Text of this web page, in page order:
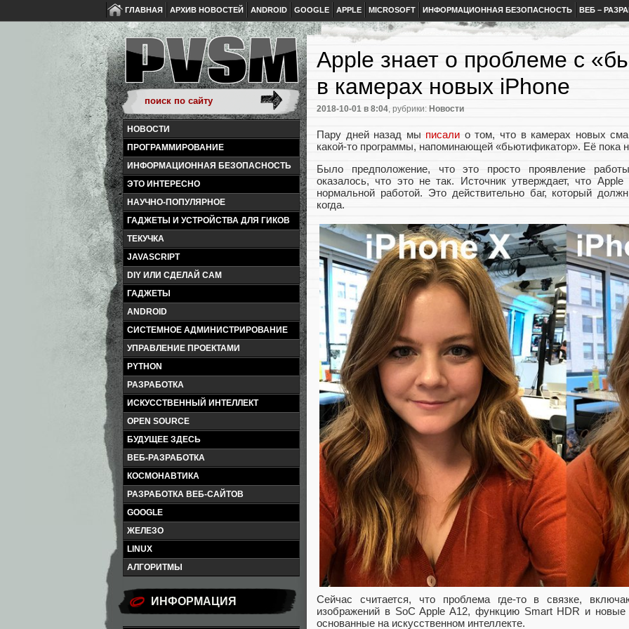
ГЛАВНАЯ АРХИВ НОВОСТЕЙ ANDROID GOOGLE APPLE MICROSOFT ИНФОРМАЦИОННАЯ БЕЗОПАСНОСТЬ ВЕБ –
НОВОСТИ
ПРОГРАММИРОВАНИЕ
ИНФОРМАЦИОННАЯ БЕЗОПАСНОСТЬ
ЭТО ИНТЕРЕСНО
НАУЧНО-ПОПУЛЯРНОЕ
ГАДЖЕТЫ И УСТРОЙСТВА ДЛЯ ГИКОВ
ТЕКУЧКА
JAVASCRIPT
DIY ИЛИ СДЕЛАЙ САМ
ГАДЖЕТЫ
ANDROID
СИСТЕМНОЕ АДМИНИСТРИРОВАНИЕ
УПРАВЛЕНИЕ ПРОЕКТАМИ
PYTHON
РАЗРАБОТКА
ИСКУССТВЕННЫЙ ИНТЕЛЛЕКТ
OPEN SOURCE
БУДУЩЕЕ ЗДЕСЬ
ВЕБ-РАЗРАБОТКА
КОСМОНАВТИКА
РАЗРАБОТКА ВЕБ-САЙТОВ
GOOGLE
ЖЕЛЕЗО
LINUX
АЛГОРИТМЫ
ИНФОРМАЦИЯ
Apple знает о проблеме с
в камерах новых iPhone
2018-10-01 в 8:04, рубрики: Новости
Пару дней назад мы писали о том, что в камерах новых
какой-то программы, напоминающей «бьютификатор». Её пока
Было предположение, что это просто проявление
оказалось, что это не так. Источник утверждает, что
нормальной работой. Это действительно баг, который
когда.
Сейчас считается, что проблема где-то в связке,
изображений в SoC Apple A12, функцию Smart HDR и новые
основанные на искусственном интеллекте.